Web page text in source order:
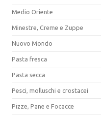
Medio Oriente
Minestre, Creme e Zuppe
Nuovo Mondo
Pasta fresca
Pasta secca
Pesci, molluschi e crostacei
Pizze, Pane e Focacce